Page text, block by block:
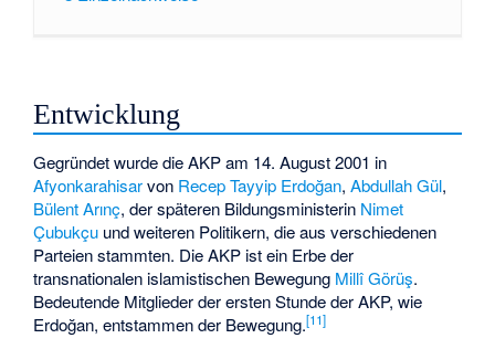
Entwicklung
Gegründet wurde die AKP am 14. August 2001 in
Afyonkarahisarvon Recep Tayyip Erdoğan,Abdullah Gül,
Bülent Arınç, der späteren Bildungsministerin Nimet
Çubukçu und weiteren Politikern, die aus verschiedenen
Parteien stammten. Die AKP ist ein Erbe der
transnationalen islamistischen Bewegung Millî Görüş.
Bedeutende Mitglieder der ersten Stunde der AKP, wie
Erdoğan, entstammen der Bewegung.[11]